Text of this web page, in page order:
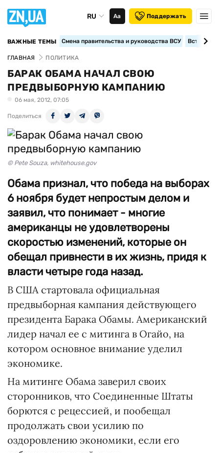
RU Аа Поддержать
ВАЖНЫЕ ТЕМЫ Смена правительства и руководства ВСУ
ГЛАВНАЯ ПОЛИТИКА
БАРАК ОБАМА НАЧАЛ СВОЮ
ПРЕДВЫБОРНУЮ КАМПАНИЮ
06 мая, 2012, 07:05
Поделиться
© Pete Souza, whitehouse.gov
Обама признал, что победа на выборах
6 ноября будет непростым делом и
заявил, что понимает - многие
американцы не удовлетворены
скоростью изменений, которые он
обещал привнести в их жизнь, придя к
власти четыре года назад.
В США стартовала официальная
предвыборная кампания действующего
президента Барака Обамы. Американский
лидер начал ее с митинга в Огайо, на
котором основное внимание уделил
экономике.
На митинге Обама заверил своих
сторонников, что Соединенные Штаты
борются с рецессией, и пообещал
продолжать свои усилию по
оздоровлению экономики, если его